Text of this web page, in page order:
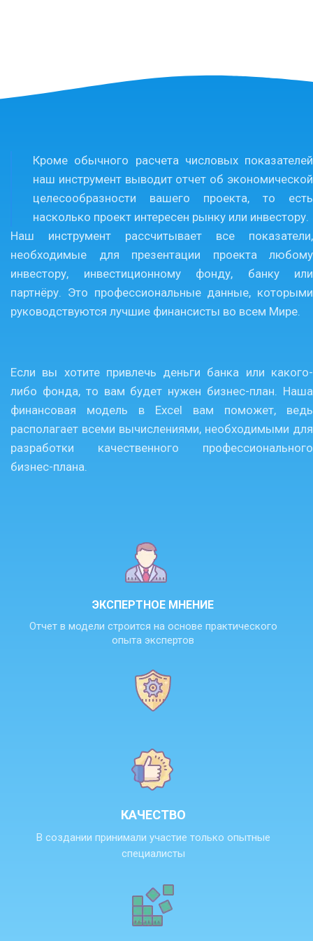
Кроме обычного расчета числовых показателей
наш инструмент выводит отчет об экономической
целесообразности вашего проекта, то есть
насколько проект интересен рынку или инвестору.
Наш инструмент рассчитывает все показатели,
необходимые для презентации проекта любому
инвестору, инвестиционному фонду, банку или
партнёру. Это профессиональные данные, которыми
руководствуются лучшие финансисты во всем Мире.
Если вы хотите привлечь деньги банка или какого-
либо фонда, то вам будет нужен бизнес-план. Наша
финансовая модель в Excel вам поможет, ведь
располагает всеми вычислениями, необходимыми для
разработки качественного профессионального
бизнес-плана.
ЭКСПЕРТНОЕ МНЕНИЕ
Отчет в модели строится на основе практического
опыта экспертов
КАЧЕСТВО
В создании принимали участие только опытные
специалисты